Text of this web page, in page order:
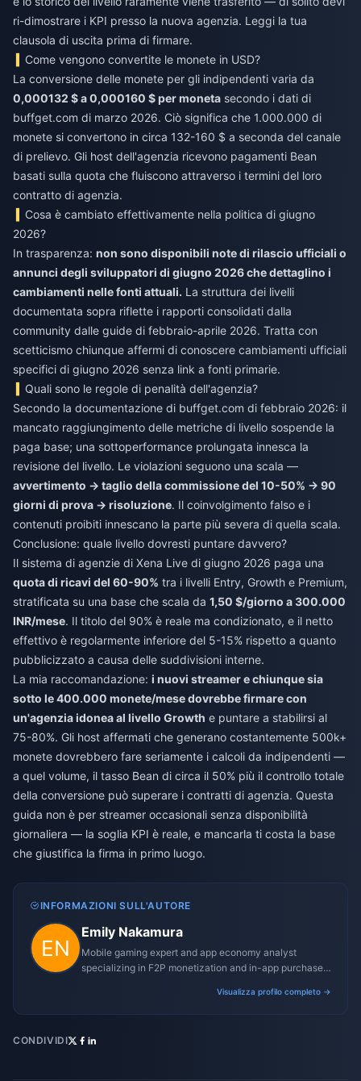
ri-dimostrare i KPI presso la nuova agenzia. Leggi la tua
clausola di uscita prima di firmare.
Come vengono convertite le monete in USD?
La conversione delle monete per gli indipendenti varia da
0,000132 $ a 0,000160 $ per moneta secondo i dati di
buffget.com di marzo 2026. Ciò significa che 1.000.000 di
monete si convertono in circa 132-160 $ a seconda del canale
di prelievo. Gli host dell'agenzia ricevono pagamenti Bean
basati sulla quota che fluiscono attraverso i termini del loro
contratto di agenzia.
Cosa è cambiato effettivamente nella politica di giugno
2026?
In trasparenza: non sono disponibili note di rilascio ufficiali o
annunci degli sviluppatori di giugno 2026 che dettaglino i
cambiamenti nelle fonti attuali. La struttura dei livelli
documentata sopra riflette i rapporti consolidati dalla
community dalle guide di febbraio-aprile 2026. Tratta con
scetticismo chiunque affermi di conoscere cambiamenti ufficiali
specifici di giugno 2026 senza link a fonti primarie.
Quali sono le regole di penalità dell'agenzia?
Secondo la documentazione di buffget.com di febbraio 2026: il
mancato raggiungimento delle metriche di livello sospende la
paga base; una sottoperformance prolungata innesca la
revisione del livello. Le violazioni seguono una scala —
avvertimento → taglio della commissione del 10-50% → 90
giorni di prova → risoluzione. Il coinvolgimento falso e i
contenuti proibiti innescano la parte più severa di quella scala.
Conclusione: quale livello dovresti puntare davvero?
Il sistema di agenzie di Xena Live di giugno 2026 paga una
quota di ricavi del 60-90% tra i livelli Entry, Growth e Premium,
stratificata su una base che scala da 1,50 $/giorno a 300.000
INR/mese. Il titolo del 90% è reale ma condizionato, e il netto
effettivo è regolarmente inferiore del 5-15% rispetto a quanto
pubblicizzato a causa delle suddivisioni interne.
La mia raccomandazione: i nuovi streamer e chiunque sia
sotto le 400.000 monete/mese dovrebbe firmare con
un'agenzia idonea al livello Growth e puntare a stabilirsi al
75-80%. Gli host affermati che generano costantemente 500k+
monete dovrebbero fare seriamente i calcoli da indipendenti —
a quel volume, il tasso Bean di circa il 50% più il controllo totale
della conversione può superare i contratti di agenzia. Questa
guida non è per streamer occasionali senza disponibilità
giornaliera — la soglia KPI è reale, e mancarla ti costa la base
che giustifica la firma in primo luogo.
INFORMAZIONI SULL'AUTORE
Emily Nakamura
Mobile gaming expert and app economy analyst
specializing in F2P monetization and in-app purchase
Visualizza profilo completo →
CONDIVIDI